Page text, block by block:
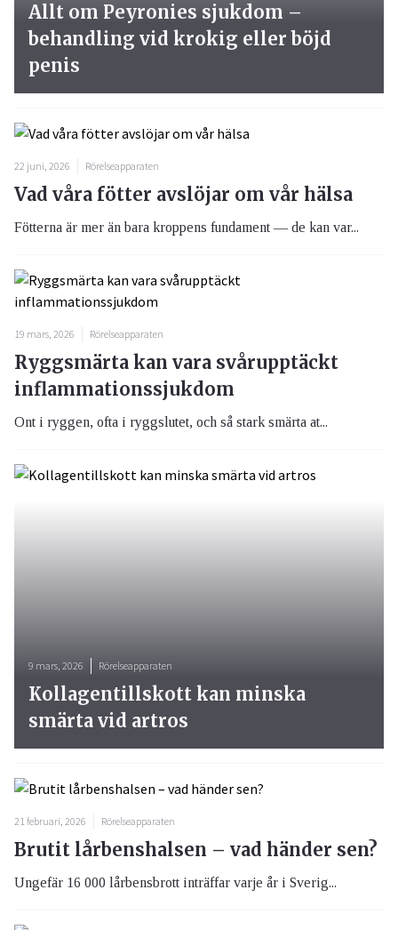
22 juni, 2026 Rörelseapparaten
Vad våra fötter avslöjar om vår hälsa
Fötterna är mer än bara kroppens fundament — de kan var...
19 mars, 2026 Rörelseapparaten
Ryggsmärta kan vara svårupptäckt
inflammationssjukdom
Ont i ryggen, ofta i ryggslutet, och så stark smärta at...
Allt om Peyronies sjukdom –
behandling vid krokig eller böjd
penis
9 mars, 2026 Rörelseapparaten
Kollagentillskott kan minska
smärta vid artros
21 februari, 2026 Rörelseapparaten
Brutit lårbenshalsen – vad händer sen?
Ungefär 16 000 lårbensbrott inträffar varje år i Sverig...